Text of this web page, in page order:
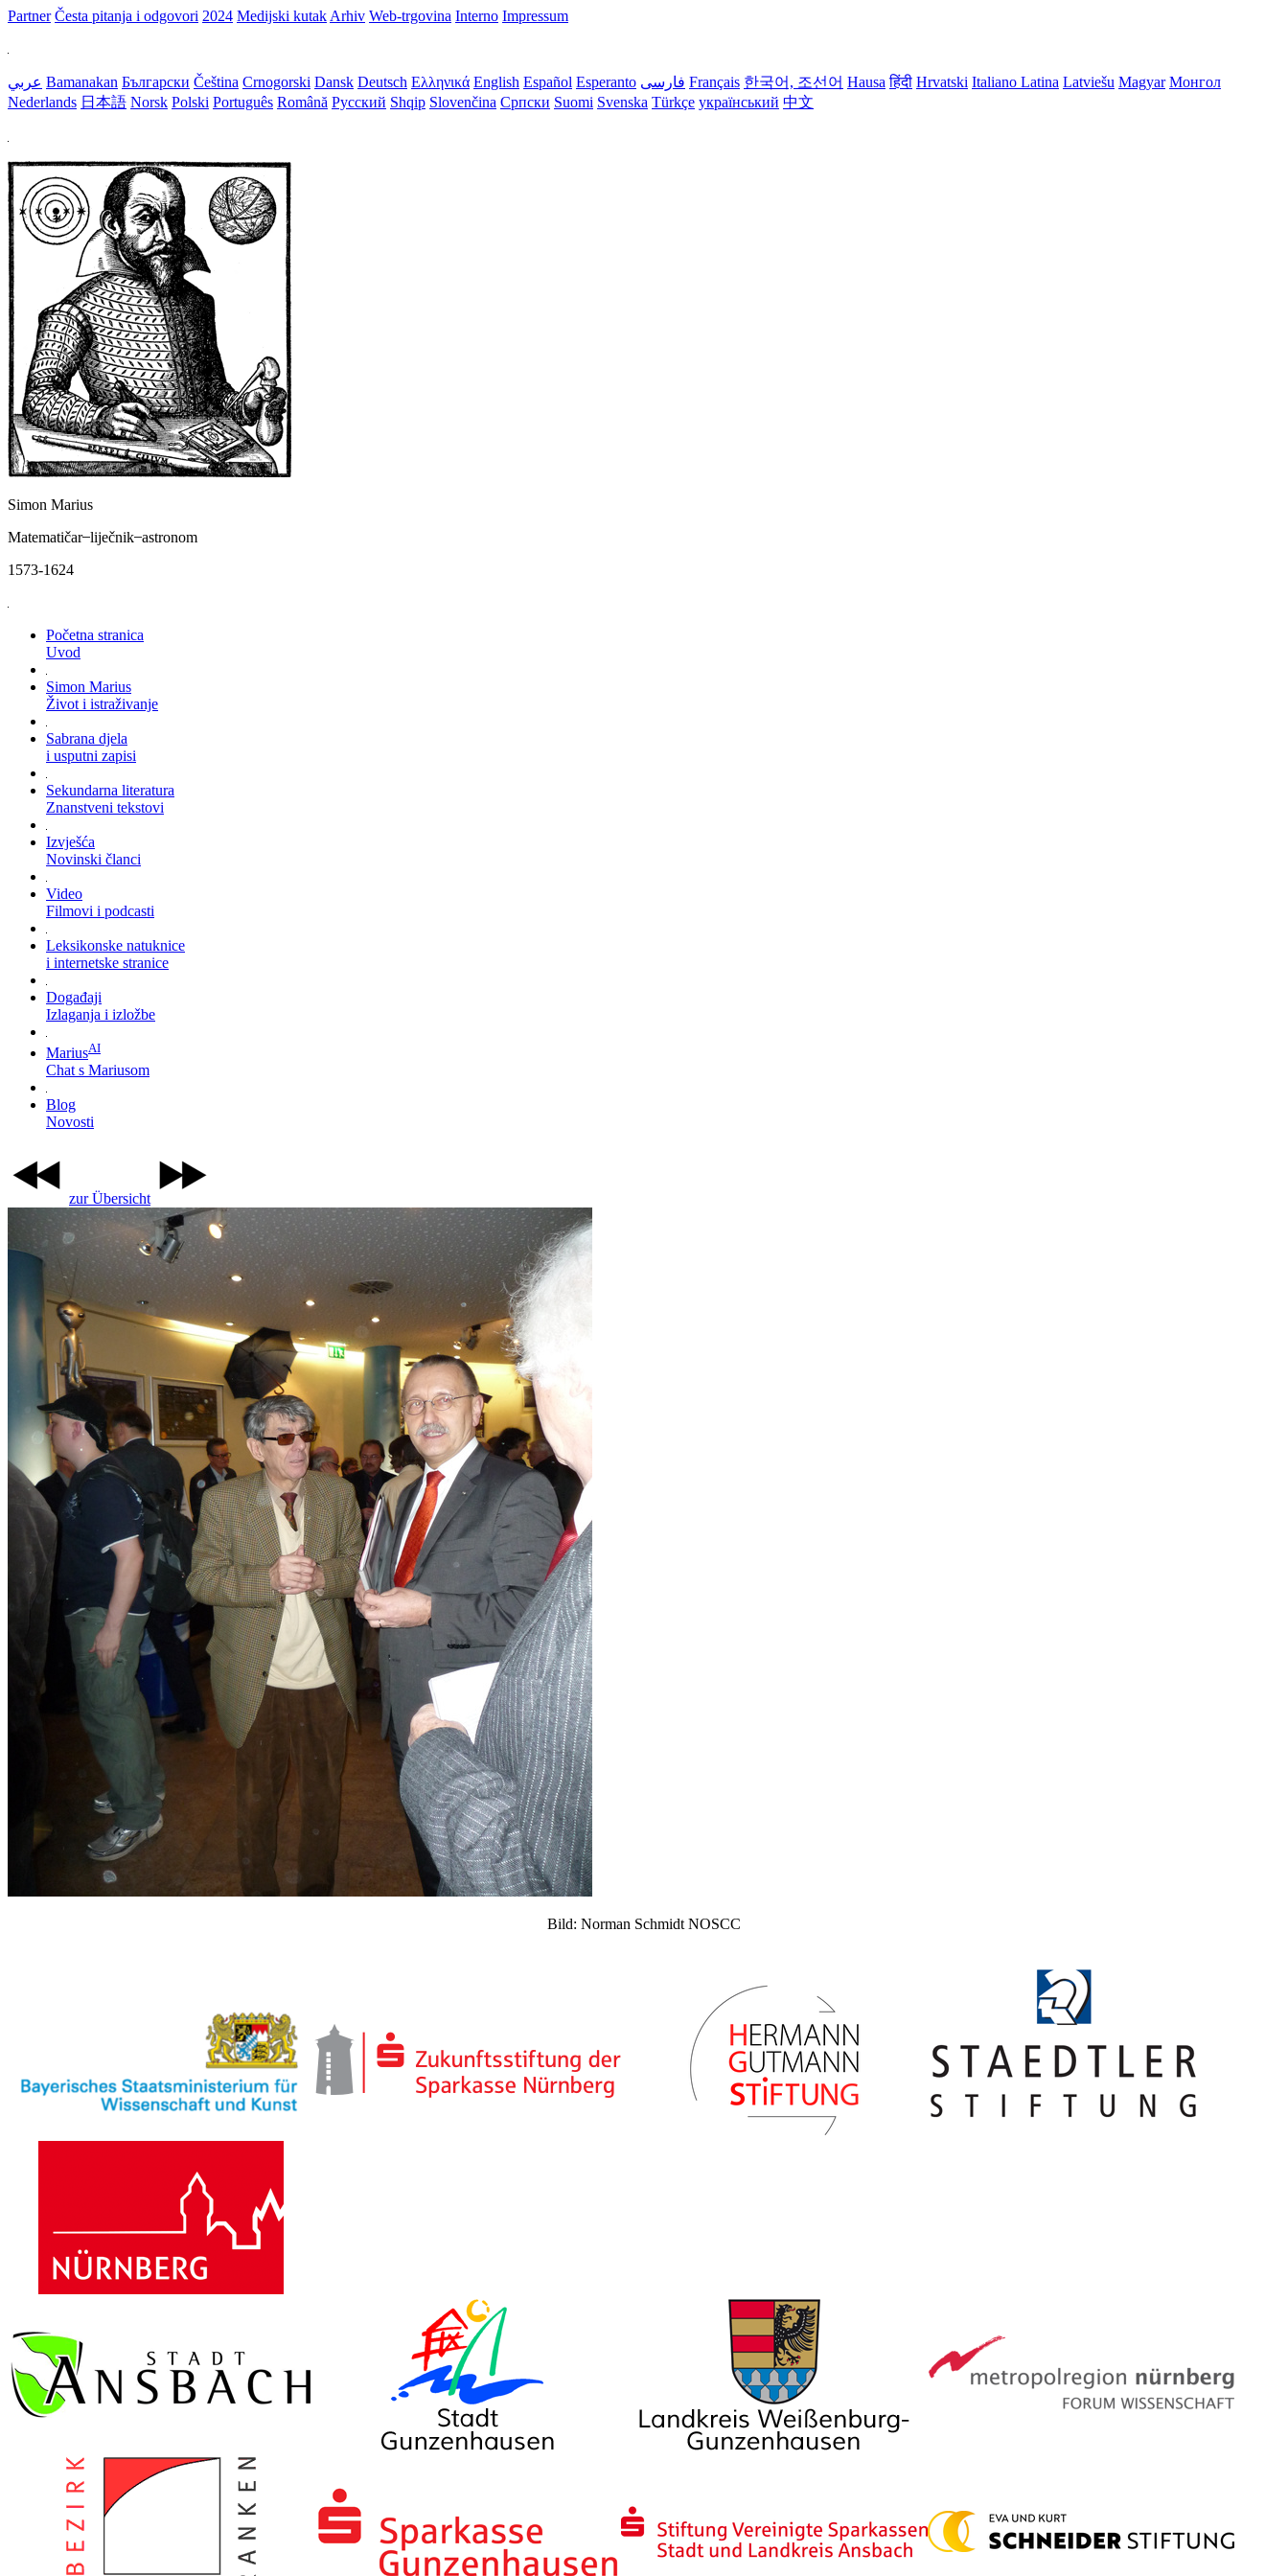
Partner Česta pitanja i odgovori 2024 Medijski kutak Arhiv Web-trgovina Interno Impressum
عربي Bamanakan Български Čeština Crnogorski Dansk Deutsch Ελληνικά English Español Esperanto فارسی Français 한국어, 조선어 Hausa हिंदी Hrvatski Italiano Latina Latviešu Magyar Монгол
Nederlands 日本語 Norsk Polski Português Română Русский Shqip Slovenčina Српски Suomi Svenska Türkçe український 中文
Simon Marius
Matematičar ̶ liječnik ̶ astronom
1573-1624
Početna stranica
Uvod
Simon Marius
Život i istraživanje
Sabrana djela
i usputni zapisi
Sekundarna literatura
Znanstveni tekstovi
Izvješća
Novinski članci
Video
Filmovi i podcasti
Leksikonske natuknice
i internetske stranice
Događaji
Izlaganja i izložbe
MariusAI
Chat s Mariusom
Blog
Novosti
zur Übersicht
Bild: Norman Schmidt NOSCC